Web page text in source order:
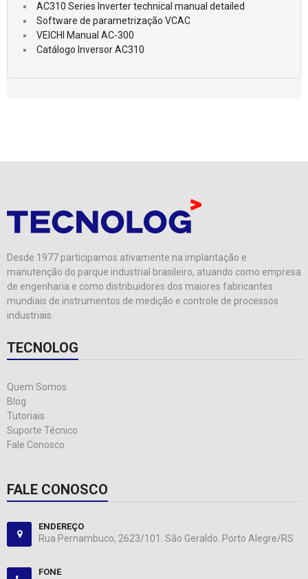
AC310 Series Inverter technical manual detailed
Software de parametrização VCAC
VEICHI Manual AC-300
Catálogo Inversor AC310
Desde 1977 participamos ativamente na implantação e
manutenção do parque industrial brasileiro, atuando como empresa
de engenharia e como distribuidores dos maiores fabricantes
mundiais de instrumentos de medição e controle de processos
industriais.
TECNOLOG
Quem Somos
Blog
Tutoriais
Suporte Técnico
Fale Conosco
FALE CONOSCO
ENDEREÇO
Rua Pernambuco, 2623/101. São Geraldo. Porto Alegre/RS
FONE